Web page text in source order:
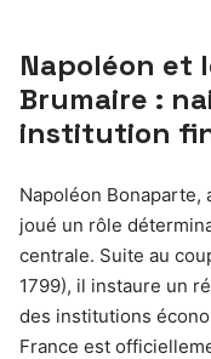
Napoléon et
Brumaire :
institution
Napoléon Bonaparte,
joué un rôle
centrale. Suite au
1799), il instaure un
des institutions
France est